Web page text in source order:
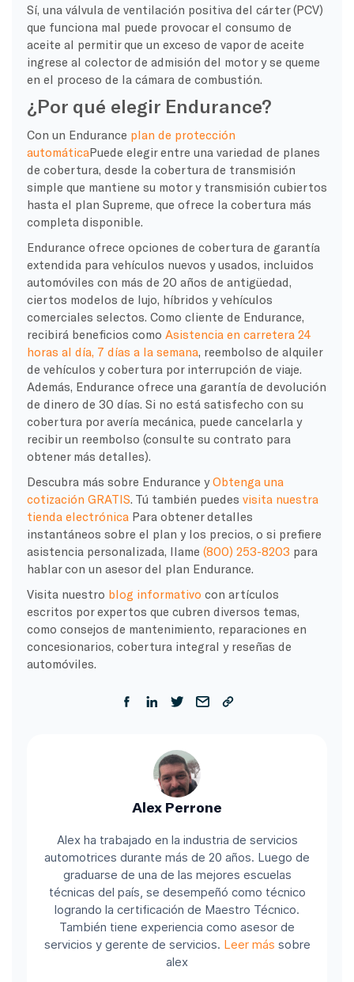
Sí, una válvula de ventilación positiva del cárter (PCV)
que funciona mal puede provocar el consumo de
aceite al permitir que un exceso de vapor de aceite
ingrese al colector de admisión del motor y se queme
en el proceso de la cámara de combustión.
¿Por qué elegir Endurance?
Con un Endurance plan de protección
automáticaPuede elegir entre una variedad de planes
de cobertura, desde la cobertura de transmisión
simple que mantiene su motor y transmisión cubiertos
hasta el plan Supreme, que ofrece la cobertura más
completa disponible.
Endurance ofrece opciones de cobertura de garantía
extendida para vehículos nuevos y usados, incluidos
automóviles con más de 20 años de antigüedad,
ciertos modelos de lujo, híbridos y vehículos
comerciales selectos. Como cliente de Endurance,
recibirá beneficios como Asistencia en carretera 24
horas al día, 7 días a la semana , reembolso de alquiler
de vehículos y cobertura por interrupción de viaje.
Además, Endurance ofrece una garantía de devolución
de dinero de 30 días. Si no está satisfecho con su
cobertura por avería mecánica, puede cancelarla y
recibir un reembolso (consulte su contrato para
obtener más detalles).
Descubra más sobre Endurance yObtenga una
cotización GRATIS . Tú también puedes visita nuestra
tienda electrónica Para obtener detalles
instantáneos sobre el plan y los precios, o si prefiere
asistencia personalizada, llame (800) 253-8203 para
hablar con un asesor del plan Endurance.
Visita nuestro blog informativo con artículos
escritos por expertos que cubren diversos temas,
como consejos de mantenimiento, reparaciones en
concesionarios, cobertura integral y reseñas de
automóviles.
Alex Perrone
Alex ha trabajado en la industria de servicios
automotrices durante más de 20 años. Luego de
graduarse de una de las mejores escuelas
técnicas del país, se desempeñó como técnico
logrando la certificación de Maestro Técnico.
También tiene experiencia como asesor de
servicios y gerente de servicios. Leer más sobre
alex